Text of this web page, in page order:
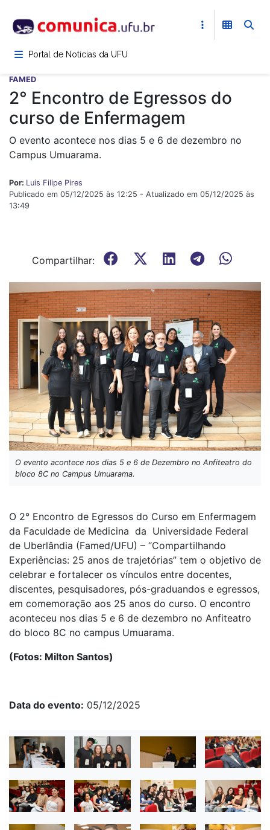
para
conteúdoPortal de Notícias da UFU
FAMED
2° Encontro de Egressos do
curso de Enfermagem
O evento acontece nos dias 5 e 6 de dezembro no
Campus Umuarama.
Por: Luis Filipe Pires
Publicado em 05/12/2025 às 12:25 - Atualizado em 05/12/2025 às
13:49
Compartilhar:
O evento acontece nos dias 5 e 6 de Dezembro no Anfiteatro do
bloco 8C no Campus Umuarama.
O 2° Encontro de Egressos do Curso em Enfermagem
da Faculdade de Medicina da Universidade Federal
de Uberlândia (Famed/UFU) – “Compartilhando
Experiências: 25 anos de trajetórias” tem o objetivo de
celebrar e fortalecer os vínculos entre docentes,
discentes, pesquisadores, pós-graduandos e egressos,
em comemoração aos 25 anos do curso. O encontro
aconteceu nos dias 5 e 6 de dezembro no Anfiteatro
do bloco 8C no campus Umuarama.
(Fotos: Milton Santos)
Data do evento 05/12/2025